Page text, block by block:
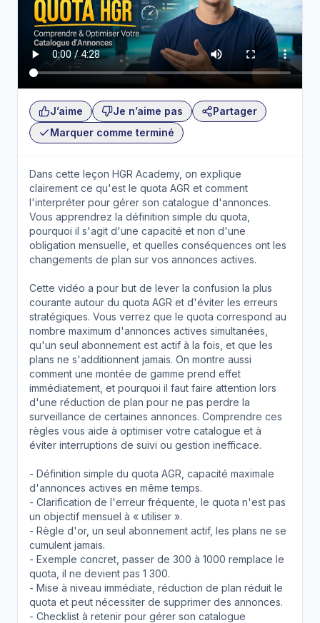
J’aime Je n’aime pas
Partager
Marquer comme terminé
Dans cette leçon HGR Academy, on explique
clairement ce qu'est le quota AGR et comment
l'interpréter pour gérer son catalogue d'annonces.
Vous apprendrez la définition simple du quota,
pourquoi il s'agit d'une capacité et non d'une
obligation mensuelle, et quelles conséquences ont les
changements de plan sur vos annonces actives.
Cette vidéo a pour but de lever la confusion la plus
courante autour du quota AGR et d'éviter les erreurs
stratégiques. Vous verrez que le quota correspond au
nombre maximum d'annonces actives simultanées,
qu'un seul abonnement est actif à la fois, et que les
plans ne s'additionnent jamais. On montre aussi
comment une montée de gamme prend effet
immédiatement, et pourquoi il faut faire attention lors
d'une réduction de plan pour ne pas perdre la
surveillance de certaines annonces. Comprendre ces
règles vous aide à optimiser votre catalogue et à
éviter interruptions de suivi ou gestion inefficace.
- Définition simple du quota AGR, capacité maximale
d'annonces actives en même temps.
- Clarification de l'erreur fréquente, le quota n'est pas
un objectif mensuel à « utiliser ».
- Règle d'or, un seul abonnement actif, les plans ne se
cumulent jamais.
- Exemple concret, passer de 300 à 1000 remplace le
quota, il ne devient pas 1 300.
- Mise à niveau immédiate, réduction de plan réduit le
quota et peut nécessiter de supprimer des annonces.
- Checklist à retenir pour gérer son catalogue